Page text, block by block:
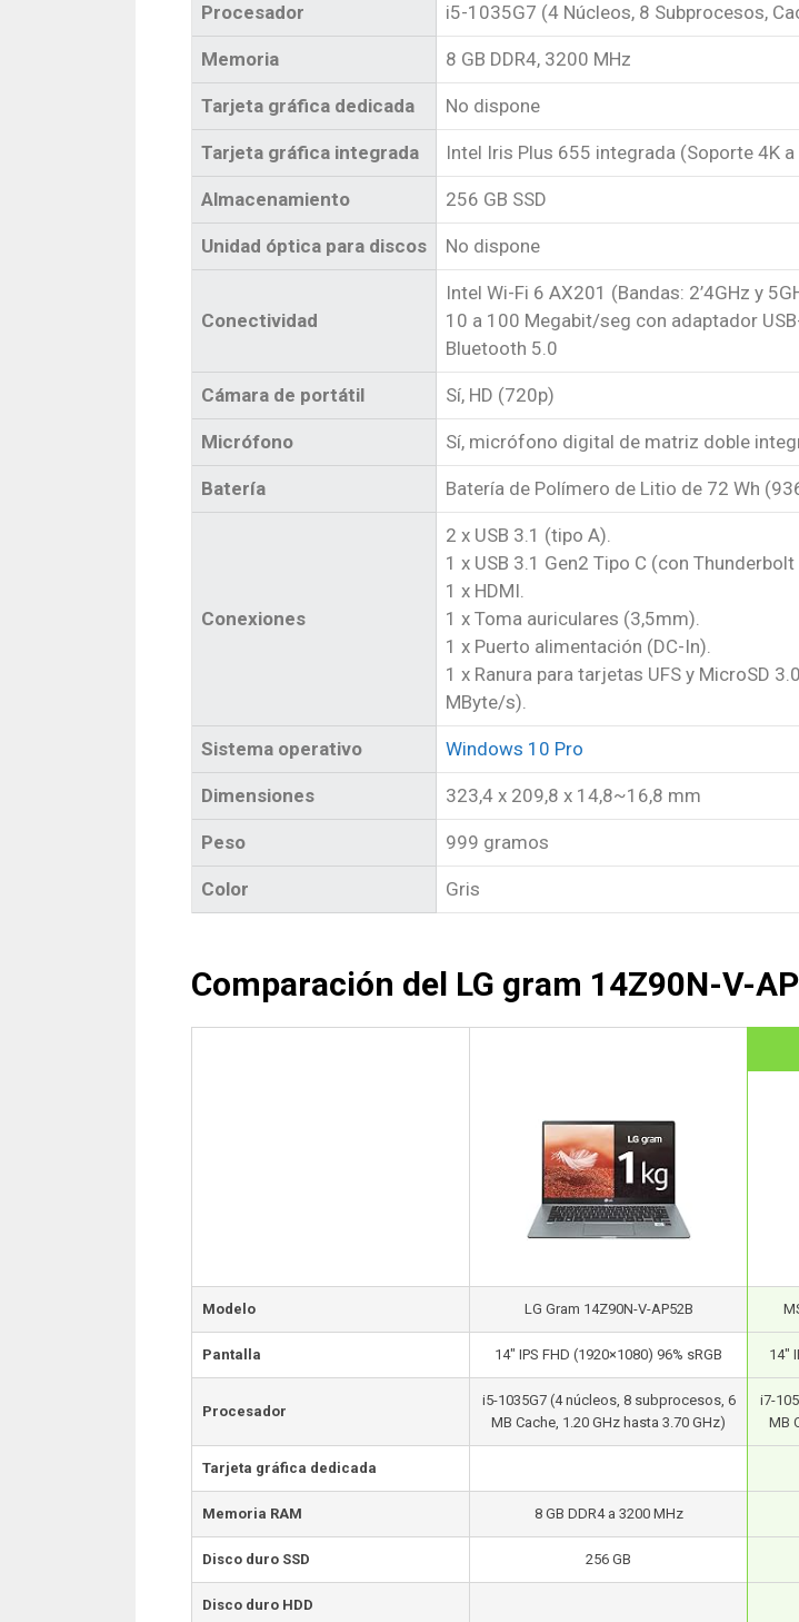
Procesador i5-1035G7 (4 Núcleos, 8 Subprocesos,
Memoria 8 GB DDR4, 3200 MHz
Tarjeta gráfica dedicada No dispone
Tarjeta gráfica integrada Intel Iris Plus 655 integrada (Soporte 4K
Almacenamiento 256 GB SSD
Unidad óptica para discos No dispone
Conectividad
Intel Wi-Fi 6 AX201 (Bandas: 2’4GHz y
10 a 100 Megabit/seg con adaptador
Bluetooth 5.0
Cámara de portátil Sí, HD (720p)
Micrófono Sí, micrófono digital de matriz doble
Batería Batería de Polímero de Litio de 72 Wh
Conexiones
2 x USB 3.1 (tipo A).
1 x USB 3.1 Gen2 Tipo C (con
1 x HDMI.
1 x Toma auriculares (3,5mm).
1 x Puerto alimentación (DC-In).
1 x Ranura para tarjetas UFS y MicroSD
MByte/s).
Sistema operativo Windows 10 Pro
Dimensiones 323,4 x 209,8 x 14,8~16,8 mm
Peso 999 gramos
Color Gris
Comparación del LG gram 14Z90N-V-
Modelo LG Gram 14Z90N-V-AP52B
Pantalla 14″ IPS FHD (1920×1080) 96% sRGB 14″
Procesador
i5-1035G7 (4 núcleos, 8 subprocesos, 6
MB Cache, 1.20 GHz hasta 3.70 GHz)
i7-
MB
Tarjeta gráfica dedicada
Memoria RAM 8 GB DDR4 a 3200 MHz
Disco duro SSD 256 GB
Disco duro HDD